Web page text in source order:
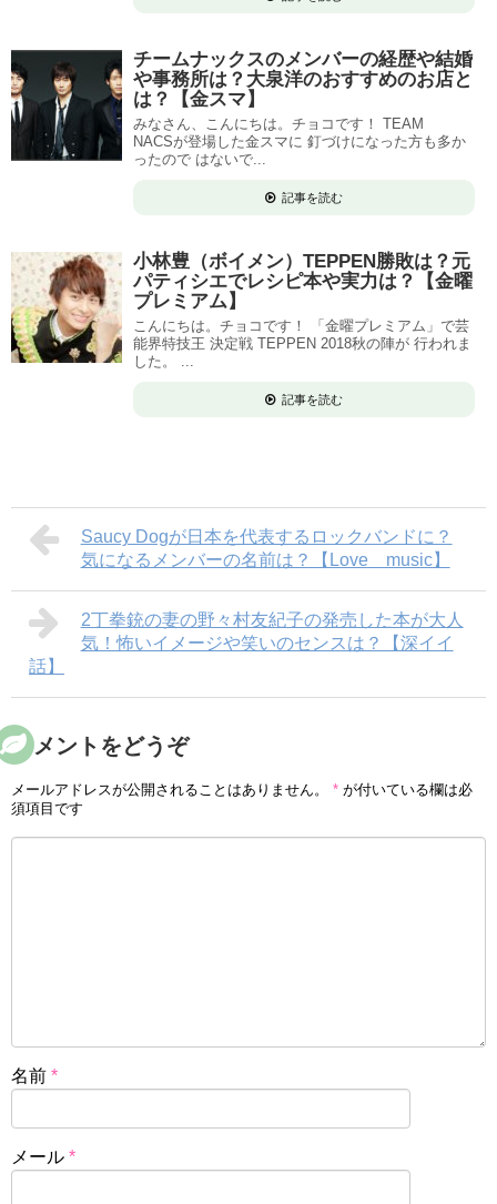
チームナックスのメンバーの経歴や結婚
や事務所は？大泉洋のおすすめのお店と
は？【金スマ】
みなさん、こんにちは。チョコです！ TEAM
NACSが登場した金スマに 釘づけになった方も多か
ったので はないで...
記事を読む
小林豊（ボイメン）TEPPEN勝敗は？元
パティシエでレシピ本や実力は？【金曜
プレミアム】
こんにちは。チョコです！ 「金曜プレミアム」で芸
能界特技王 決定戦 TEPPEN 2018秋の陣が 行われま
した。 ...
記事を読む
Saucy Dogが日本を代表するロックバンドに？
気になるメンバーの名前は？【Love music】
2丁拳銃の妻の野々村友紀子の発売した本が大人
気！怖いイメージや笑いのセンスは？【深イイ
話】
コメントをどうぞ
メールアドレスが公開されることはありません。 * が付いている欄は必
須項目です
名前 *
メール *